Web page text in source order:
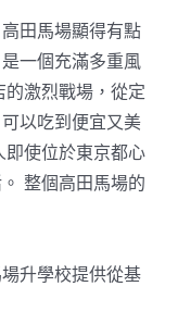
田馬場顯得有點
一個充滿多重風
激烈戰場，從定
以吃到便宜又美
即使位於東京都心
整個高田馬場的
升學校提供從基